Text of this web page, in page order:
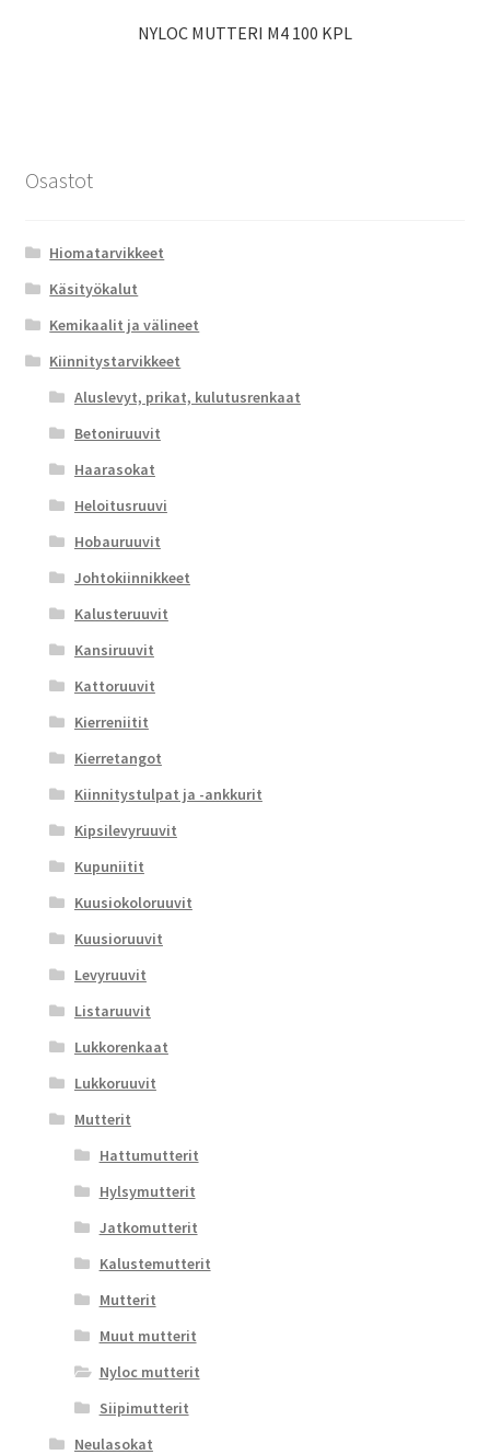
NYLOC MUTTERI M4 100 KPL
Osastot
Hiomatarvikkeet
Käsityökalut
Kemikaalit ja välineet
Kiinnitystarvikkeet
Aluslevyt, prikat, kulutusrenkaat
Betoniruuvit
Haarasokat
Heloitusruuvi
Hobauruuvit
Johtokiinnikkeet
Kalusteruuvit
Kansiruuvit
Kattoruuvit
Kierreniitit
Kierretangot
Kiinnitystulpat ja -ankkurit
Kipsilevyruuvit
Kupuniitit
Kuusiokoloruuvit
Kuusioruuvit
Levyruuvit
Listaruuvit
Lukkorenkaat
Lukkoruuvit
Mutterit
Hattumutterit
Hylsymutterit
Jatkomutterit
Kalustemutterit
Mutterit
Muut mutterit
Nyloc mutterit
Siipimutterit
Neulasokat